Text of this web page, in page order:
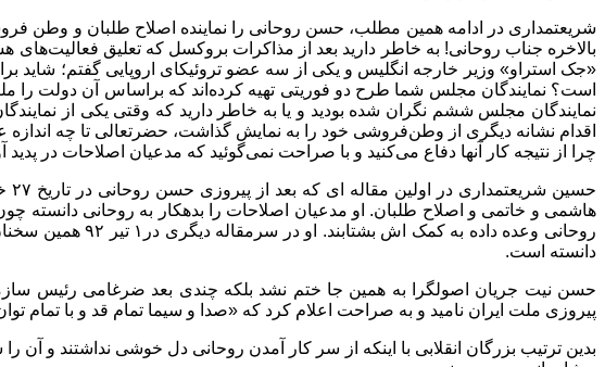
شریعتمداری در ادامه همین مطلب، حسن روحانی را نماینده اصلاح طلبان و وطن
بالاخره جناب روحانی! به خاطر دارید بعد از مذاکرات بروکسل که تعلیق
«جک استراو» وزیر خارجه انگلیس و یکی از سه عضو تروئیکای اروپایی گفتم؛ شاید
است؟ نمایندگان مجلس شما طرح دو فوریتی تهیه کرده‌اند که براساس آن دولت را
اقدام نشانه دیگری از وطن‌فروشی خود را به نمایش گذاشت، حضرتعالی تا چه
چرا از نتیجه کار آنها دفاع می‌کنید و با صراحت نمی‌گوئید که مدعیان اصلاحات در
هاشمی و خاتمی و اصلاح طلبان. او مدعیان اصلاحات را بدهکار به روحانی دانسته
روحانی وعده
دانسته است.
حسن نیت جریان اصولگرا به همین جا ختم نشد بلکه چندی بعد ضرغامی رئیس
پیروزی ملت ایران نامید و به صراحت اعلام کرد که «صدا و سیما تمام قد و با تمام
بدین ترتیب بزرگان انقلابی با اینکه از سر کار آمدن روحانی دل خوشی نداشتند